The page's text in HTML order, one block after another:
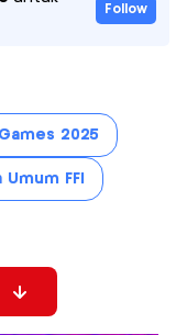
Follow
2025
Umum FFI